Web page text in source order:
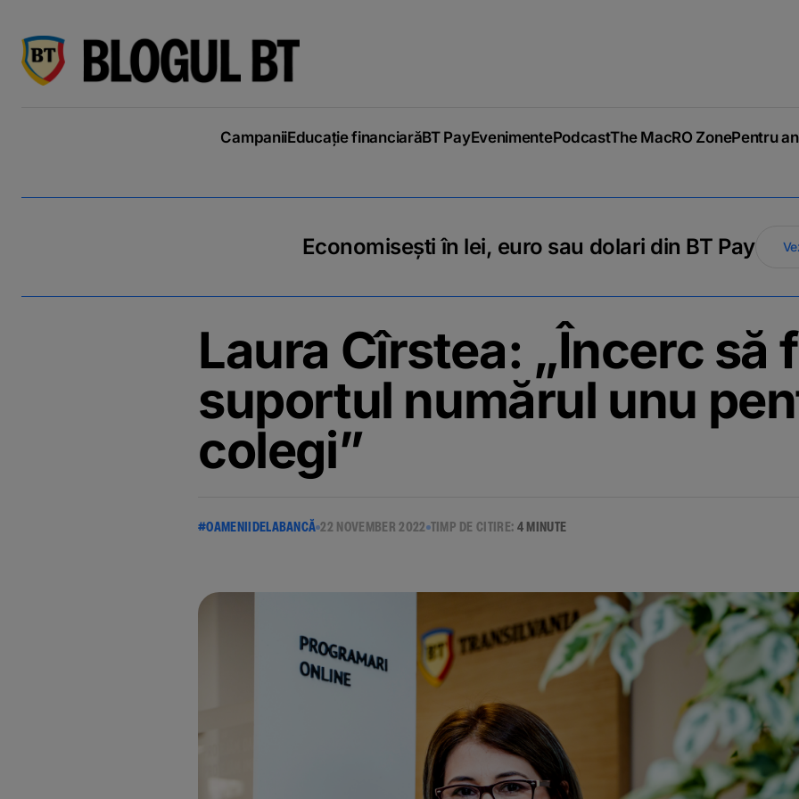
CampaniiEducație financiarăBT PayEvenimentePodcastThe MacRO ZonePentru
Economisești în lei, euro sau dolari din BT Pay
Laura Cîrstea: „Încerc să
suportul numărul unu
colegi”
#OAMENIIDELABANCĂ 22 NOVEMBER 2022 TIMP DE CITIRE: 4 MINUTE